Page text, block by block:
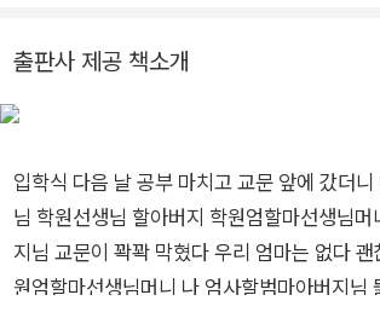
다. 2020년 현재《다음웹툰》에서 『어쿠스틱
수상했다. 2010년 <다음 만화속세상>에서 「어쿠스틱 라이프」
때까지』 출간 2018년 에세이집 『거의 정반대의 행복』 출간 201
8년 『어쿠스틱 라이프』로 <2018 오늘의 우
21년~2023년 <카카오웹툰>에서 『도토리
3년 『도토리 문화센터』로 <2023 오늘의 우
출판사 제공 책소개
입학식 다음 날 공부 마치고 교문 앞에 갔더
님 학원선생님 할아버지 학원엄할마선생님머
지님 교문이 꽉꽉 막혔다 우리 엄마는 없다 괜찮아, 나는 1학년 학
원엄할마선생님머니 나 엄사할범마아버지님 뚫고 간다 _「혼자